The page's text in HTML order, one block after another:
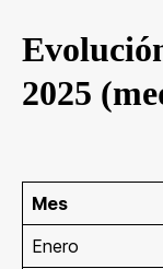
2025
Mes
Enero